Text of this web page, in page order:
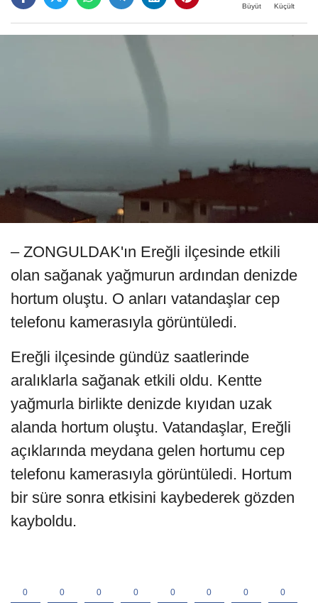
Büyüt Küçült
– ZONGULDAK'ın Ereğli ilçesinde etkili
olan sağanak yağmurun ardından denizde
hortum oluştu. O anları vatandaşlar cep
telefonu kamerasıyla görüntüledi.
Ereğli ilçesinde gündüz saatlerinde
aralıklarla sağanak etkili oldu. Kentte
yağmurla birlikte denizde kıyıdan uzak
alanda hortum oluştu. Vatandaşlar, Ereğli
açıklarında meydana gelen hortumu cep
telefonu kamerasıyla görüntüledi. Hortum
bir süre sonra etkisini kaybederek gözden
kayboldu.